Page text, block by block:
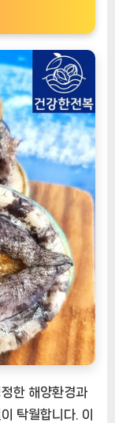
한 해양환경과
탁월합니다. 이